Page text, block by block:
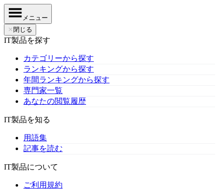
メニュー
✕ 閉じる
IT製品を探す
カテゴリーから探す
ランキングから探す
年間ランキングから探す
専門家一覧
あなたの閲覧履歴
IT製品を知る
用語集
記事を読む
IT製品について
ご利用規約